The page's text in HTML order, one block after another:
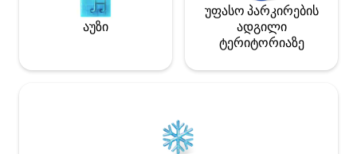
აუზი
უფასო პარკირების
ადგილი
ტერიტორიაზე